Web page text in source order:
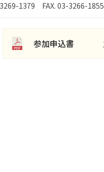
1379 FAX. 03-3266-1855
参加申込書